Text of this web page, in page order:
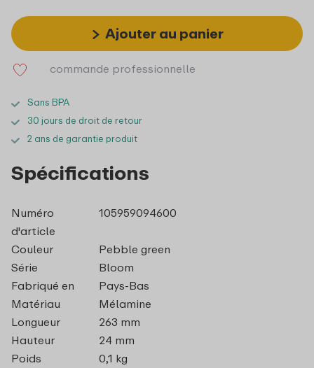
Ajouter au panier
commande professionnelle
Sans BPA
30 jours de droit de retour
2 ans de garantie produit
Spécifications
Numéro
d'article
105959094600
Couleur
Pebble green
Série
Bloom
Fabriqué en
Pays-Bas
Matériau
Mélamine
Longueur
263 mm
Hauteur
24 mm
Poids
0,1 kg